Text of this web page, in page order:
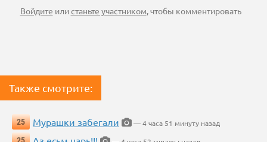
Войдите илистаньте участником, чтобы комментировать
Также смотрите:
25 Мурашки забегали
— 4 часа 51 минуту назад